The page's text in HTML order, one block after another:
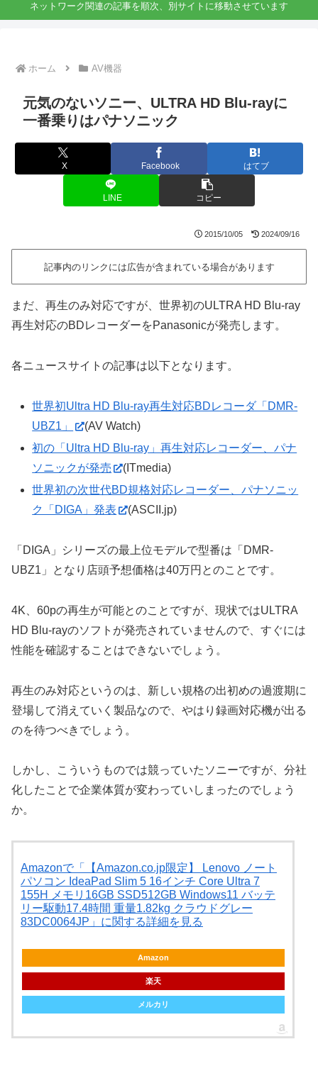
ネットワーク関連の記事を順次、別サイトに移動させています
ホーム AV機器
元気のないソニー、ULTRA HD Blu-rayに
一番乗りはパナソニック
X Facebook はてブ
LINE コピー
2015/10/05 2024/09/16
記事内のリンクには広告が含まれている場合があります
まだ、再生のみ対応ですが、世界初のULTRA HD Blu-ray
再生対応のBDレコーダーをPanasonicが発売します。
各ニュースサイトの記事は以下となります。
世界初Ultra HD Blu-ray再生対応BDレコーダ「DMR-
UBZ1」
(AV Watch)
初の「Ultra HD Blu-ray」再生対応レコーダー、パナ
ソニックが発売
(ITmedia)
世界初の次世代BD規格対応レコーダー、パナソニッ
ク「DIGA」発表
(ASCII.jp)
「DIGA」シリーズの最上位モデルで型番は「DMR-
UBZ1」となり店頭予想価格は40万円とのことです。
4K、60pの再生が可能とのことですが、現状ではULTRA
HD Blu-rayのソフトが発売されていませんので、すぐには
性能を確認することはできないでしょう。
再生のみ対応というのは、新しい規格の出初めの過渡期に
登場して消えていく製品なので、やはり録画対応機が出る
のを待つべきでしょう。
しかし、こういうものでは競っていたソニーですが、分社
化したことで企業体質が変わっていしまったのでしょう
か。
Amazonで「【Amazon.co.jp限定】 Lenovo ノート
パソコン IdeaPad Slim 5 16インチ Core Ultra 7
155H メモリ16GB SSD512GB Windows11 バッテ
リー駆動17.4時間 重量1.82kg クラウドグレー
83DC0064JP」に関する詳細を見る
Amazon
楽天
メルカリ